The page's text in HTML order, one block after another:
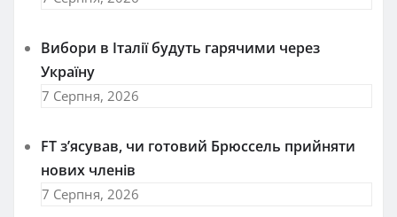
Вибори в Італії будуть гарячими через
Україну
7 Серпня, 2026
FT зʼясував, чи готовий Брюссель прийняти
нових членів
7 Серпня, 2026